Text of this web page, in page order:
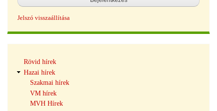
Jelszó visszaállítása
navigáció
Rövid hírek
Hazai hírek
Szakmai hírek
VM hírek
MVH Hírek